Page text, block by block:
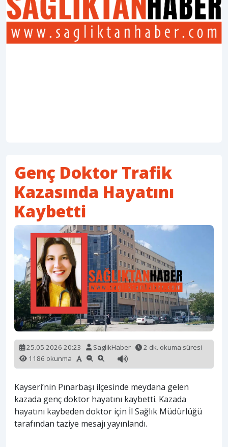
Genç Doktor Trafik
Kazasında Hayatını
Kaybetti
25.05.2026 20:23 SaglikHaber
2 dk. okuma süresi
1186 okunma
Kayseri’nin Pınarbaşı ilçesinde meydana gelen
kazada genç doktor hayatını kaybetti. Kazada
hayatını kaybeden doktor için İl Sağlık Müdürlüğü
tarafından taziye mesajı yayınlandı.